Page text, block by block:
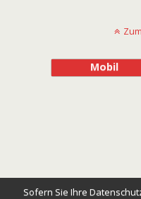
Mobil
Sofern Sie Ihre